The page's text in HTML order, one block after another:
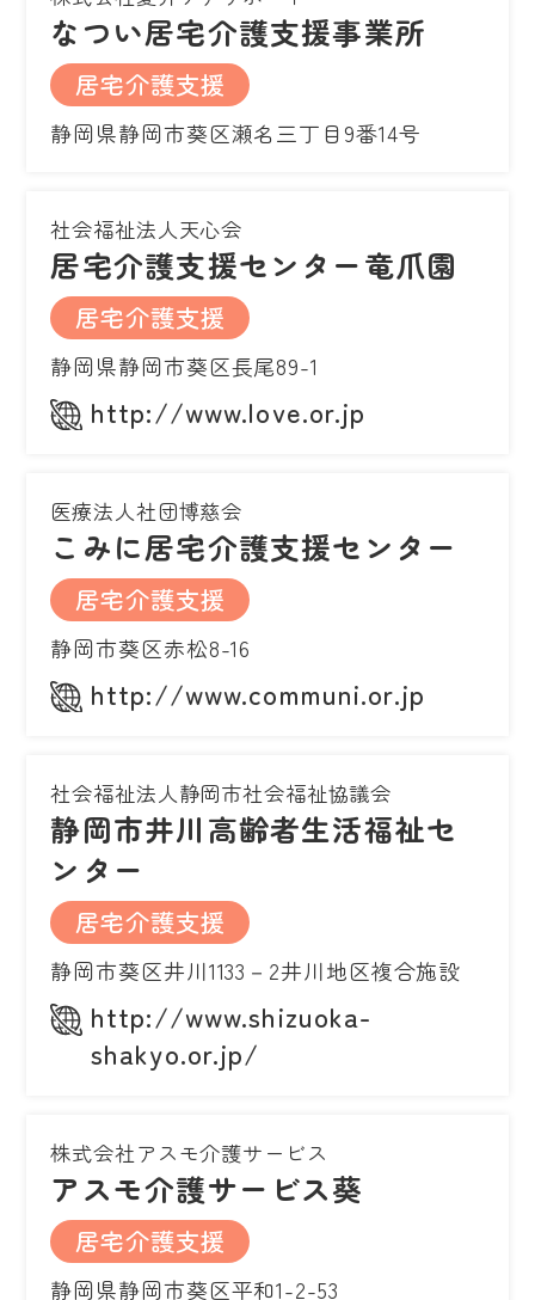
なつい居宅介護支援事業所
居宅介護支援
静岡県静岡市葵区瀬名三丁目9番14号
社会福祉法人天心会
居宅介護支援センター竜爪園
居宅介護支援
静岡県静岡市葵区長尾89-1
http://www.love.or.jp
医療法人社団博慈会
こみに居宅介護支援センター
居宅介護支援
静岡市葵区赤松8-16
http://www.communi.or.jp
社会福祉法人静岡市社会福祉協議会
静岡市井川高齢者生活福祉セ
ンター
居宅介護支援
静岡市葵区井川1133－2井川地区複合施設
http://www.shizuoka-
shakyo.or.jp/
株式会社アスモ介護サービス
アスモ介護サービス葵
居宅介護支援
静岡県静岡市葵区平和1-2-53